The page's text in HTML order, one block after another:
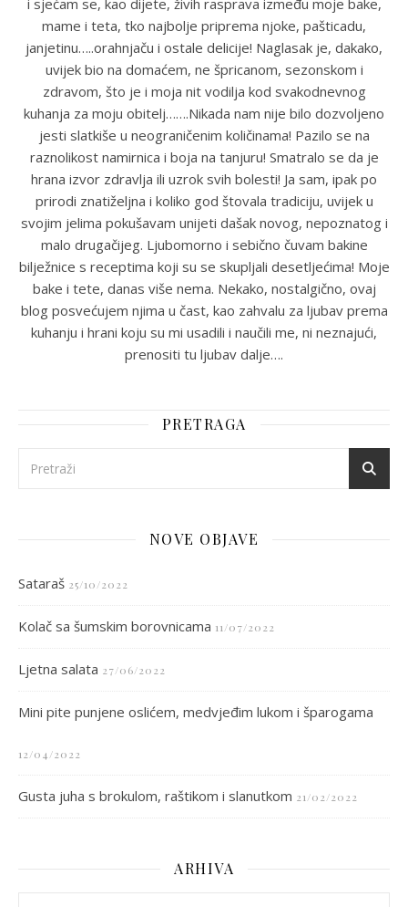
i sjećam se, kao dijete, živih rasprava između moje bake,
mame i teta, tko najbolje priprema njoke, pašticadu,
janjetinu…..orahnjaču i ostale delicije! Naglasak je, dakako,
uvijek bio na domaćem, ne špricanom, sezonskom i
zdravom, što je i moja nit vodilja kod svakodnevnog
kuhanja za moju obitelj…….Nikada nam nije bilo dozvoljeno
jesti slatkiše u neograničenim količinama! Pazilo se na
raznolikost namirnica i boja na tanjuru! Smatralo se da je
hrana izvor zdravlja ili uzrok svih bolesti! Ja sam, ipak po
prirodi znatiželjna i koliko god štovala tradiciju, uvijek u
svojim jelima pokušavam unijeti dašak novog, nepoznatog i
malo drugačijeg. Ljubomorno i sebično čuvam bakine
bilježnice s receptima koji su se skupljali desetljećima! Moje
bake i tete, danas više nema. Nekako, nostalgično, ovaj
blog posvećujem njima u čast, kao zahvalu za ljubav prema
kuhanju i hrani koju su mi usadili i naučili me, ni neznajući,
prenositi tu ljubav dalje….
PRETRAGA
NOVE OBJAVE
Sataraš 25/10/2022
Kolač sa šumskim borovnicama 11/07/2022
Ljetna salata 27/06/2022
Mini pite punjene oslićem, medvjeđim lukom i šparogama
12/04/2022
Gusta juha s brokulom, raštikom i slanutkom 21/02/2022
ARHIVA